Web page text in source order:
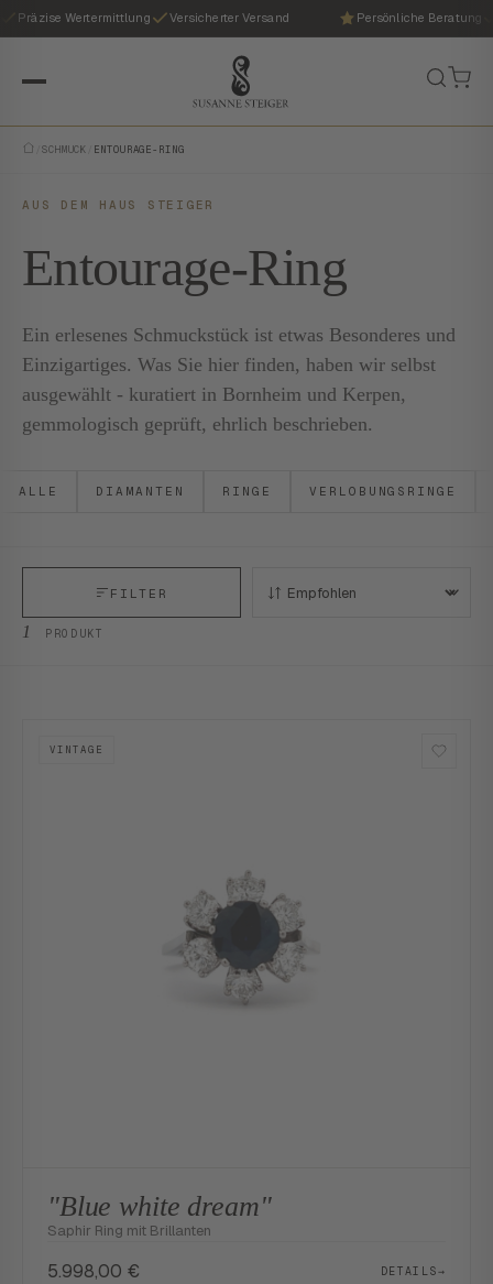
Präzise Wertermittlung Versicherter Versand Persönliche Beratung
SCHMUCK ENTOURAGE-RING
AUS DEM HAUS STEIGER
Entourage-Ring
Ein erlesenes Schmuckstück ist etwas Besonderes und
Einzigartiges. Was Sie hier finden, haben wir selbst
ausgewählt - kuratiert in Bornheim und Kerpen,
gemmologisch geprüft, ehrlich beschrieben.
ALLE DIAMANTEN RINGE VERLOBUNGSRINGE
1 PRODUKT
FILTER SORTIEREN:
VINTAGE
"Blue white dream"
Saphir Ring mit Brillanten
5.998,00 € DETAILS→